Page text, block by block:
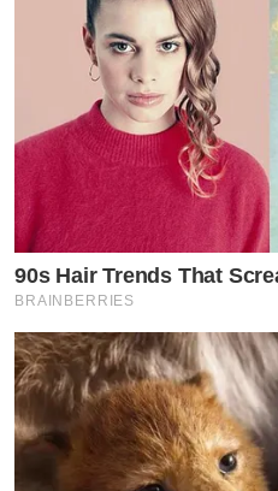
90s Hair Trends That
BRAINBERRIES